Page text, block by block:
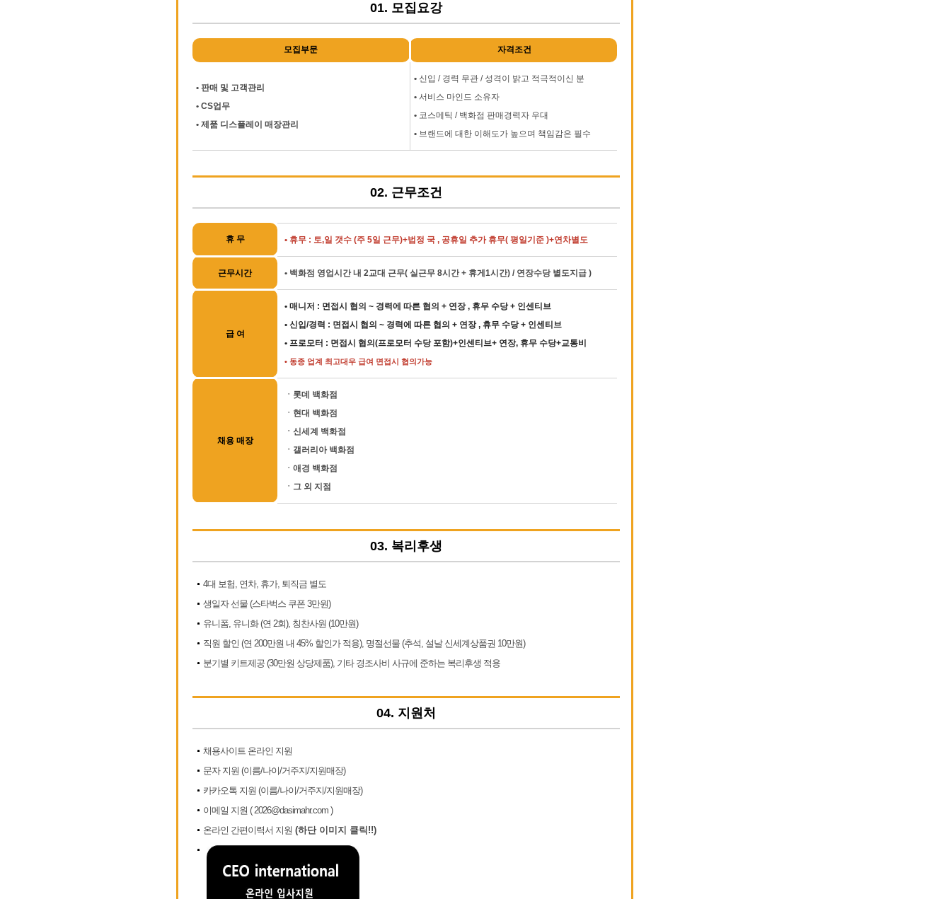
01. 모집요강
모집부문 자격조건
• 판매 및 고객관리
• CS업무
• 제품 디스플레이 매장관리
• 신입 / 경력 무관 / 성격이 밝고 적극적이신 분
• 서비스 마인드 소유자
• 코스메틱 / 백화점 판매경력자 우대
• 브랜드에 대한 이해도가 높으며 책임감은 필수
02. 근무조건
휴 무 • 휴무 : 토,일 갯수 (주 5일 근무)+법정 국 , 공휴일 추가 휴무( 평일기준 )+연차별도
근무시간 • 백화점 영업시간 내 2교대 근무( 실근무 8시간 + 휴게1시간) / 연장수당 별도지급 )
급 여
• 매니저 : 면접시 협의 ~ 경력에 따른 협의 + 연장 , 휴무 수당 + 인센티브
• 신입/경력 : 면접시 협의 ~ 경력에 따른 협의 + 연장 , 휴무 수당 + 인센티브
• 프로모터 : 면접시 협의(프로모터 수당 포함)+인센티브+ 연장, 휴무 수당+교통비
• 동종 업계 최고대우 급여 면접시 협의가능
채용 매장
ㆍ롯데 백화점
ㆍ현대 백화점
ㆍ신세계 백화점
ㆍ갤러리아 백화점
ㆍ애경 백화점
ㆍ그 외 지점
03. 복리후생
4대 보험, 연차, 휴가, 퇴직금 별도
생일자 선물 (스타벅스 쿠폰 3만원)
유니폼, 유니화 (연 2회), 칭찬사원 (10만원)
직원 할인 (연 200만원 내 45% 할인가 적용), 명절선물 (추석, 설날 신세계상품권 10만원)
분기별 키트제공 (30만원 상당제품), 기타 경조사비 사규에 준하는 복리후생 적용
04. 지원처
채용사이트 온라인 지원
문자 지원 (이름/나이/거주지/지원매장)
카카오톡 지원 (이름/나이/거주지/지원매장)
이메일 지원 ( 2026@dasimahr.com )
온라인 간편이력서 지원 (하단 이미지 클릭!!)